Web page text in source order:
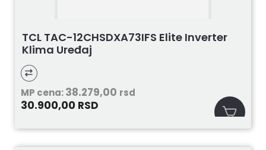
TCL TAC-12CHSDXA73IFS Elite Inverter
Klima Uređaj
MP cena:38.279,00 rsd
30.900,00 RSD